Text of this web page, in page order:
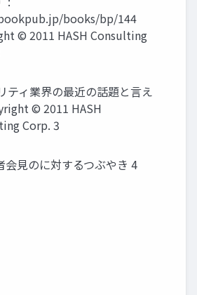
books/bp/144
© 2011 HASH Consulting
ティ業界の最近の話題と言え
© 2011 HASH
Corp. 3
会見のに対するつぶやき 4